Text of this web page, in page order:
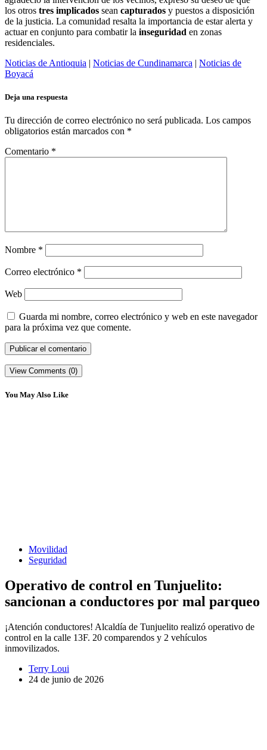
los otros tres implicados sean capturados y puestos a disposición
de la justicia. La comunidad resalta la importancia de estar alerta y
actuar en conjunto para combatir la inseguridad en zonas
residenciales.
Noticias de Antioquia | Noticias de Cundinamarca | Noticias de
Boyacá
Deja una respuesta
Tu dirección de correo electrónico no será publicada. Los campos
obligatorios están marcados con *
Comentario *
Nombre *
Correo electrónico *
Web
Guarda mi nombre, correo electrónico y web en este navegador
para la próxima vez que comente.
View Comments (0)
You May Also Like
Movilidad
Seguridad
Operativo de control en Tunjuelito:
sancionan a conductores por mal parqueo
¡Atención conductores! Alcaldía de Tunjuelito realizó operativo de
control en la calle 13F. 20 comparendos y 2 vehículos
inmovilizados.
Terry Loui
24 de junio de 2026